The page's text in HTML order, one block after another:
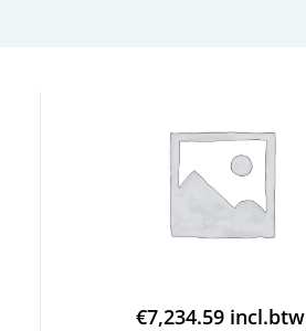
€7,234.59 incl.btw